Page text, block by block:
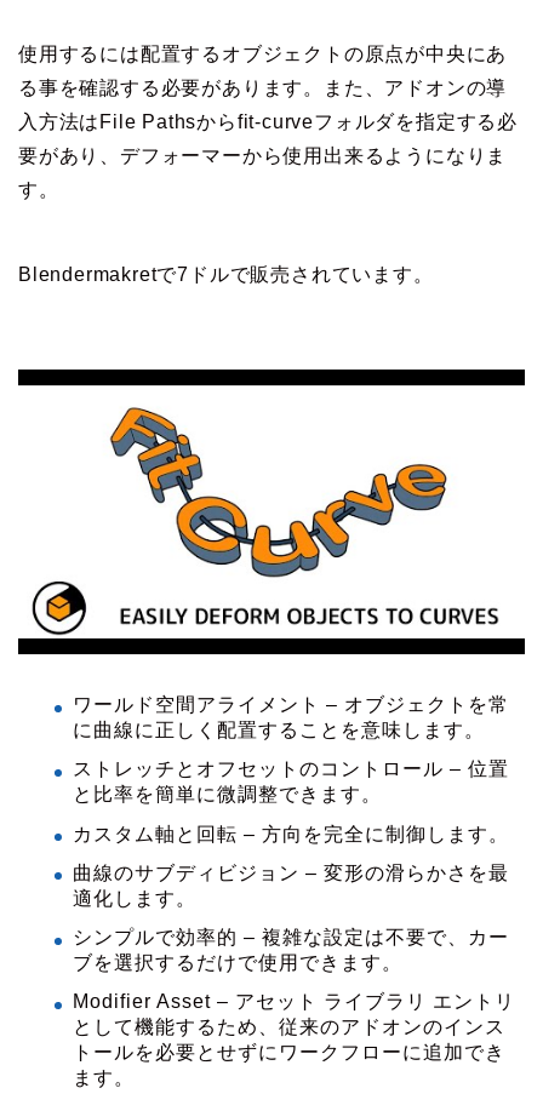
使用するには配置するオブジェクトの原点が中央にあ
る事を確認する必要があります。また、アドオンの導
入方法はFile Pathsからfit-curveフォルダを指定する必
要があり、デフォーマーから使用出来るようになりま
す。
Blendermakretで7ドルで販売されています。
ワールド空間アライメント – オブジェクトを常
に曲線に正しく配置することを意味します。
ストレッチとオフセットのコントロール – 位置
と比率を簡単に微調整できます。
カスタム軸と回転 – 方向を完全に制御します。
曲線のサブディビジョン – 変形の滑らかさを最
適化します。
シンプルで効率的 – 複雑な設定は不要で、カー
ブを選択するだけで使用できます。
Modifier Asset – アセット ライブラリ エントリ
として機能するため、従来のアドオンのインス
トールを必要とせずにワークフローに追加でき
ます。